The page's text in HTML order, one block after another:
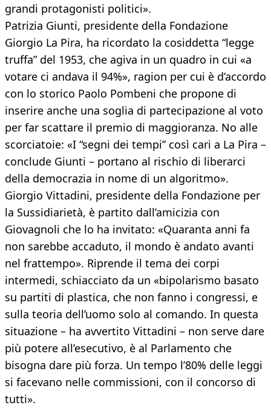
grandi protagonisti politici».
Patrizia Giunti, presidente della Fondazione
Giorgio La Pira, ha ricordato la cosiddetta “legge
truffa” del 1953, che agiva in un quadro in cui «a
votare ci andava il 94%», ragion per cui è d’accordo
con lo storico Paolo Pombeni che propone di
inserire anche una soglia di partecipazione al voto
per far scattare il premio di maggioranza. No alle
scorciatoie: «I “segni dei tempi” così cari a La Pira –
conclude Giunti – portano al rischio di liberarci
della democrazia in nome di un algoritmo».
Giorgio Vittadini, presidente della Fondazione per
la Sussidiarietà, è partito dall’amicizia con
Giovagnoli che lo ha invitato: «Quaranta anni fa
non sarebbe accaduto, il mondo è andato avanti
nel frattempo». Riprende il tema dei corpi
intermedi, schiacciato da un «bipolarismo basato
su partiti di plastica, che non fanno i congressi, e
sulla teoria dell’uomo solo al comando. In questa
situazione – ha avvertito Vittadini – non serve dare
più potere all’esecutivo, è al Parlamento che
bisogna dare più forza. Un tempo l’80% delle leggi
si facevano nelle commissioni, con il concorso di
tutti».